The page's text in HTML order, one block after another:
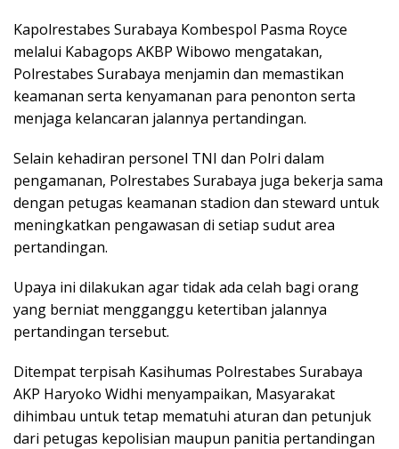
Kapolrestabes Surabaya Kombespol Pasma Royce
melalui Kabagops AKBP Wibowo mengatakan,
Polrestabes Surabaya menjamin dan memastikan
keamanan serta kenyamanan para penonton serta
menjaga kelancaran jalannya pertandingan.
Selain kehadiran personel TNI dan Polri dalam
pengamanan, Polrestabes Surabaya juga bekerja sama
dengan petugas keamanan stadion dan steward untuk
meningkatkan pengawasan di setiap sudut area
pertandingan.
Upaya ini dilakukan agar tidak ada celah bagi orang
yang berniat mengganggu ketertiban jalannya
pertandingan tersebut.
Ditempat terpisah Kasihumas Polrestabes Surabaya
AKP Haryoko Widhi menyampaikan, Masyarakat
dihimbau untuk tetap mematuhi aturan dan petunjuk
dari petugas kepolisian maupun panitia pertandingan